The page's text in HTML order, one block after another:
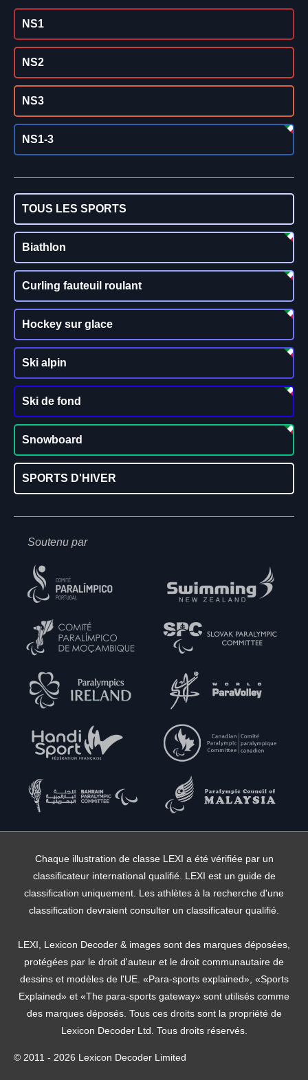
NS1
NS2
NS3
NS1-3
TOUS LES SPORTS
Biathlon
Curling fauteuil roulant
Hockey sur glace
Ski alpin
Ski de fond
Snowboard
SPORTS D'HIVER
Soutenu par
Chaque illustration de classe LEXI a été vérifiée par un
classificateur international qualifié. LEXI est un guide de
classification uniquement. Les athlètes à la recherche d'une
classification devraient consulter un classificateur qualifié.
LEXI, Lexicon Decoder & images sont des marques déposées,
protégées par le droit d'auteur et le droit communautaire de
dessins et modèles de l'UE. «Para-sports explained», «Sports
Explained» et «The para-sports gateway» sont utilisés comme
des marques déposés. Tous ces droits sont la propriété de
Lexicon Decoder Ltd. Tous droits réservés.
© 2011 - 2026 Lexicon Decoder Limited